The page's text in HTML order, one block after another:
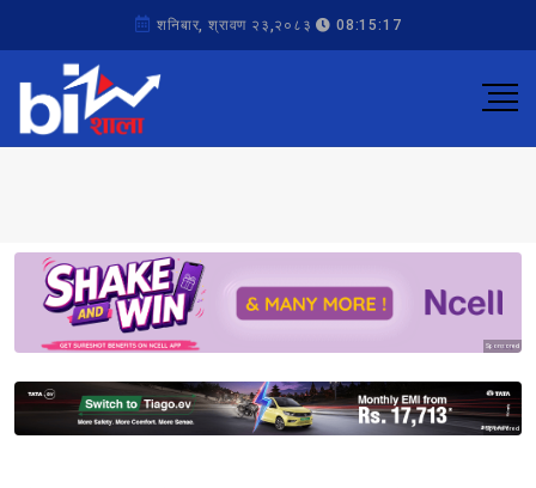
शनिबार, श्रावण २३,२०८३ 08:15:17
Sponsored
Sponsored